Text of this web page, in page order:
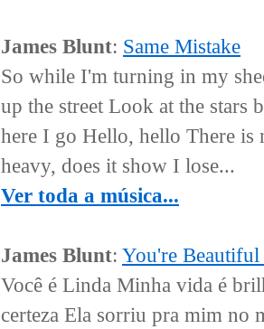
James Blunt: Same Mistake
So while I'm turning in my
up the street Look at the stars
here I go Hello, hello There
heavy, does it show I lose...
Ver toda a música...
James Blunt: You're
Você é Linda Minha vida é
certeza Ela sorriu pra mim no